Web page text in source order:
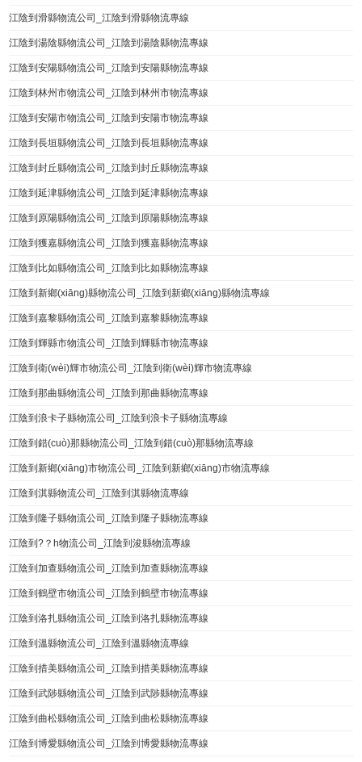
江陰到滑縣物流公司_江陰到滑縣物流專線
江陰到湯陰縣物流公司_江陰到湯陰縣物流專線
江陰到安陽縣物流公司_江陰到安陽縣物流專線
江陰到林州市物流公司_江陰到林州市物流專線
江陰到安陽市物流公司_江陰到安陽市物流專線
江陰到長垣縣物流公司_江陰到長垣縣物流專線
江陰到封丘縣物流公司_江陰到封丘縣物流專線
江陰到延津縣物流公司_江陰到延津縣物流專線
江陰到原陽縣物流公司_江陰到原陽縣物流專線
江陰到獲嘉縣物流公司_江陰到獲嘉縣物流專線
江陰到比如縣物流公司_江陰到比如縣物流專線
江陰到新鄉(xiāng)縣物流公司_江陰到新鄉(xiāng)縣物流專線
江陰到嘉黎縣物流公司_江陰到嘉黎縣物流專線
江陰到輝縣市物流公司_江陰到輝縣市物流專線
江陰到衛(wèi)輝市物流公司_江陰到衛(wèi)輝市物流專線
江陰到那曲縣物流公司_江陰到那曲縣物流專線
江陰到浪卡子縣物流公司_江陰到浪卡子縣物流專線
江陰到錯(cuò)那縣物流公司_江陰到錯(cuò)那縣物流專線
江陰到新鄉(xiāng)市物流公司_江陰到新鄉(xiāng)市物流專線
江陰到淇縣物流公司_江陰到淇縣物流專線
江陰到隆子縣物流公司_江陰到隆子縣物流專線
江陰到?？h物流公司_江陰到浚縣物流專線
江陰到加查縣物流公司_江陰到加查縣物流專線
江陰到鶴壁市物流公司_江陰到鶴壁市物流專線
江陰到洛扎縣物流公司_江陰到洛扎縣物流專線
江陰到溫縣物流公司_江陰到溫縣物流專線
江陰到措美縣物流公司_江陰到措美縣物流專線
江陰到武陟縣物流公司_江陰到武陟縣物流專線
江陰到曲松縣物流公司_江陰到曲松縣物流專線
江陰到博愛縣物流公司_江陰到博愛縣物流專線